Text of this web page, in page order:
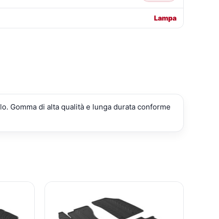
Lampa
Gomma di alta qualità e lunga durata conforme
È:
ORIGINALE